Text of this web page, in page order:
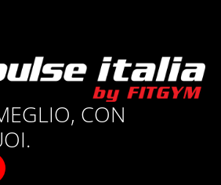
CON